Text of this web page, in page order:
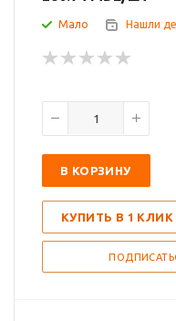
Мало Нашли
В КОРЗИНУ
КУПИТЬ В 1 КЛИК